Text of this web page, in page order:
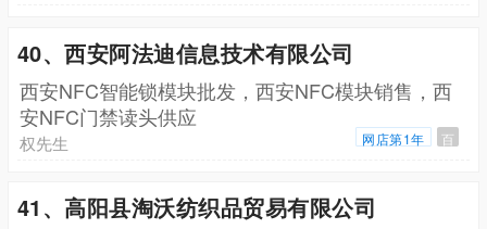
40、西安阿法迪信息技术有限公司
西安NFC智能锁模块批发，西安NFC模块销售，西
安NFC门禁读头供应
权先生 网店第1年 百
41、高阳县淘沃纺织品贸易有限公司